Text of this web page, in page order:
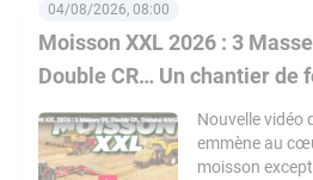
Moisson XXL 2026 : 3
Double CR… Un chantier de
04/08/2026, 08:00
Nouvelle vidéo
emmène au
moisson